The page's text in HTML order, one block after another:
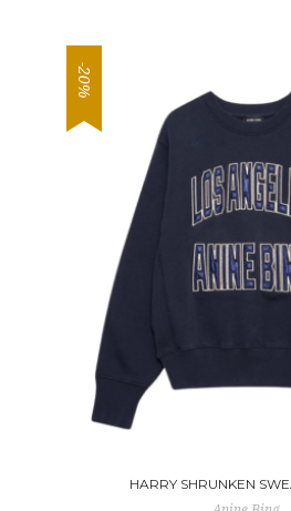
-20%
HARRY SHRUNKEN